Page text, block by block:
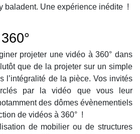
baladent. Une expérience inédite !
projeter une vidéo à 360° dans
que de la projeter sur un simple
l’intégralité de la pièce. Vos invités
par la vidéo que vous leur
des dômes évènementiels
de vidéos à 360° !
de mobilier ou de structures